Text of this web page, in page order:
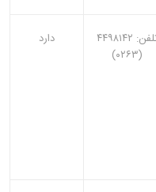
تلفن: ۴۴۹۸۱۴۲
(۰۲۶۳)
دارد